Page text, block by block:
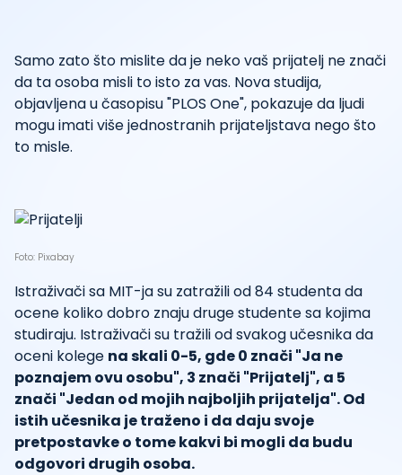
Samo zato što mislite da je neko vaš prijatelj ne znači
da ta osoba misli to isto za vas. Nova studija,
objavljena u časopisu "PLOS One", pokazuje da ljudi
mogu imati više jednostranih prijateljstava nego što
to misle.
Foto: Pixabay
Istraživači sa MIT-ja su zatražili od 84 studenta da
ocene koliko dobro znaju druge studente sa kojima
studiraju. Istraživači su tražili od svakog učesnika da
oceni kolege na skali 0-5, gde 0 znači "Ja ne
poznajem ovu osobu", 3 znači "Prijatelj", a 5
znači "Jedan od mojih najboljih prijatelja". Od
istih učesnika je traženo i da daju svoje
pretpostavke o tome kakvi bi mogli da budu
odgovori drugih osoba.